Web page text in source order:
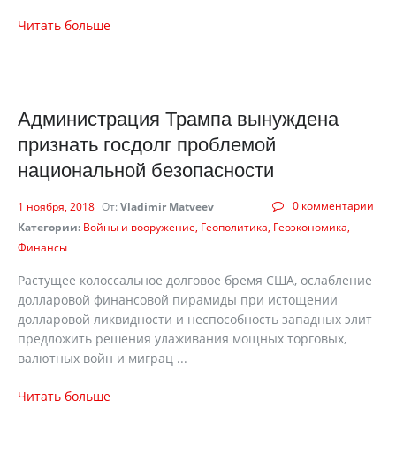
Читать больше
Администрация Трампа вынуждена
признать госдолг проблемой
национальной безопасности
0 комментарии
1 ноября, 2018 От: Vladimir Matveev
Категории: Войны и вооружение Геополитика Геоэкономика
Финансы
Растущее колоссальное долговое бремя США, ослабление
долларовой финансовой пирамиды при истощении
долларовой ликвидности и неспособность западных элит
предложить решения улаживания мощных торговых,
валютных войн и миграц ...
Читать больше